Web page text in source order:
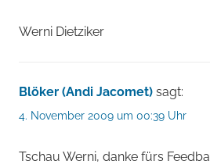
Werni Dietziker
Blöker (Andi Jacomet) sagt:
4. November 2009 um 00:39 Uhr
Tschau Werni, danke fürs